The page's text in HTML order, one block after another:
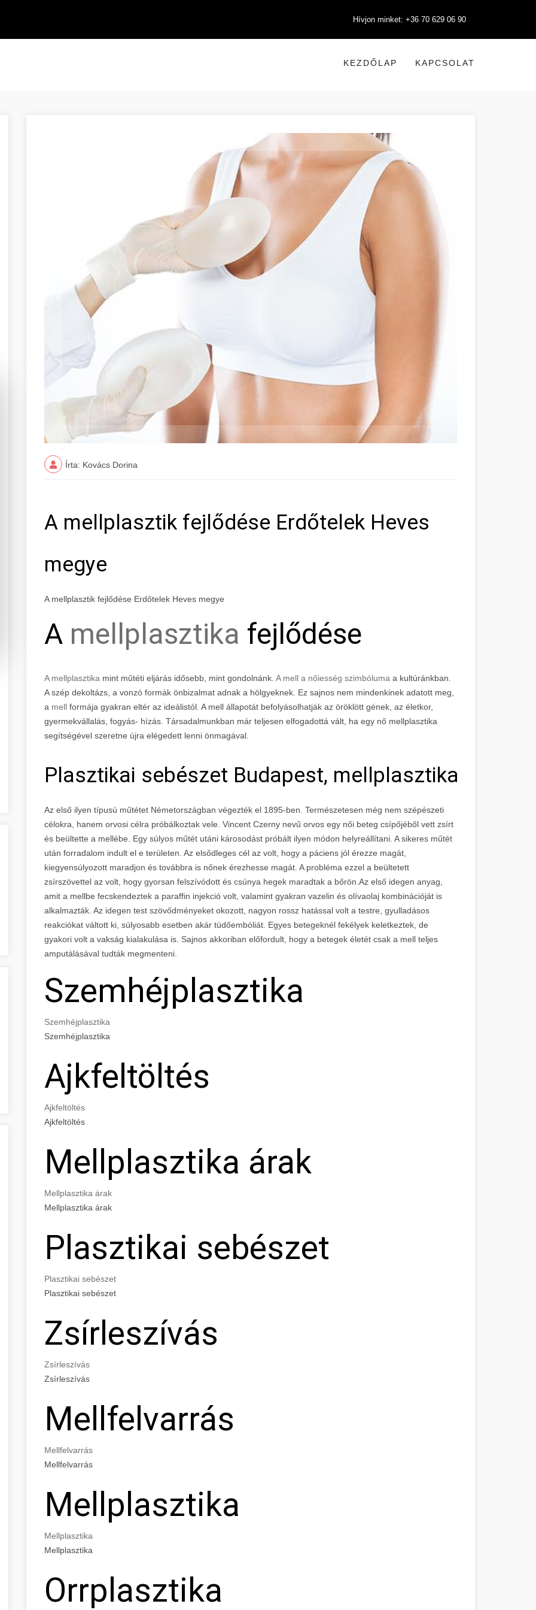
Hívjon minket: +36 70 629 06 90
KEZDŐLAP KAPCSOLAT
Írta: Kovács Dorina
A mellplasztik fejlődése Erdőtelek Heves
megye
A mellplasztik fejlődése Erdőtelek Heves megye
A mellplasztika fejlődése
A mellplasztika mint műtéti eljárás idősebb, mint gondolnánk. A mell a nőiesség szimbóluma a kultúránkban.
A szép dekoltázs, a vonzó formák önbizalmat adnak a hölgyeknek. Ez sajnos nem mindenkinek adatott meg,
a mell formája gyakran eltér az ideálistól. A mell állapotát befolyásolhatják az öröklött gének, az életkor,
gyermekvállalás, fogyás- hízás. Társadalmunkban már teljesen elfogadottá vált, ha egy nő mellplasztika
segítségével szeretne újra elégedett lenni önmagával.
Plasztikai sebészet Budapest, mellplasztika árak,
Az első ilyen típusú műtétet Németországban végezték el 1895-ben. Természetesen még nem szépészeti
célokra, hanem orvosi célra próbálkoztak vele. Vincent Czerny nevű orvos egy női beteg csípőjéből vett zsírt
és beültette a mellébe. Egy súlyos műtét utáni károsodást próbált ilyen módon helyreállítani. A sikeres műtét
után forradalom indult el e területen. Az elsődleges cél az volt, hogy a páciens jól érezze magát,
kiegyensúlyozott maradjon és továbbra is nőnek érezhesse magát. A probléma ezzel a beültetett
zsírszövettel az volt, hogy gyorsan felszívódott és csúnya hegek maradtak a bőrön.Az első idegen anyag,
amit a mellbe fecskendeztek a paraffin injekció volt, valamint gyakran vazelin és olívaolaj kombinációját is
alkalmazták. Az idegen test szövődményeket okozott, nagyon rossz hatással volt a testre, gyulladásos
reakciókat váltott ki, súlyosabb esetben akár tüdőembóliát. Egyes betegeknél fekélyek keletkeztek, de
gyakori volt a vakság kialakulása is. Sajnos akkoriban előfordult, hogy a betegek életét csak a mell teljes
amputálásával tudták megmenteni.
Szemhéjplasztika
Szemhéjplasztika
Szemhéjplasztika
Ajkfeltöltés
Ajkfeltöltés
Ajkfeltöltés
Mellplasztika árak
Mellplasztika árak
Mellplasztika árak
Plasztikai sebészet
Plasztikai sebészet
Plasztikai sebészet
Zsírleszívás
Zsírleszívás
Zsírleszívás
Mellfelvarrás
Mellfelvarrás
Mellfelvarrás
Mellplasztika
Mellplasztika
Mellplasztika
Orrplasztika